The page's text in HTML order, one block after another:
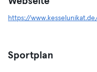
https://
Sportplan